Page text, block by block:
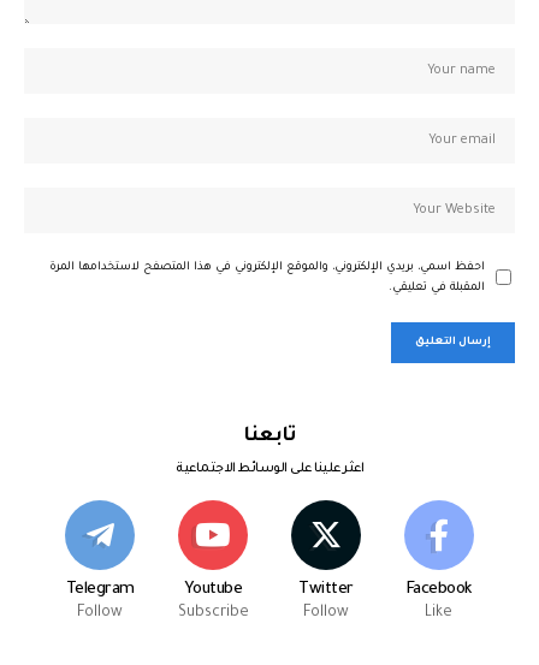
احفظ اسمي، بريدي الإلكتروني، والموقع الإلكتروني في هذا المتصفح لاستخدامها المرة
المقبلة في تعليقي.
تابعنا
اعثر علينا على الوسائط الاجتماعية
Facebook
Like
Twitter
Follow
Youtube
Subscribe
Telegram
Follow